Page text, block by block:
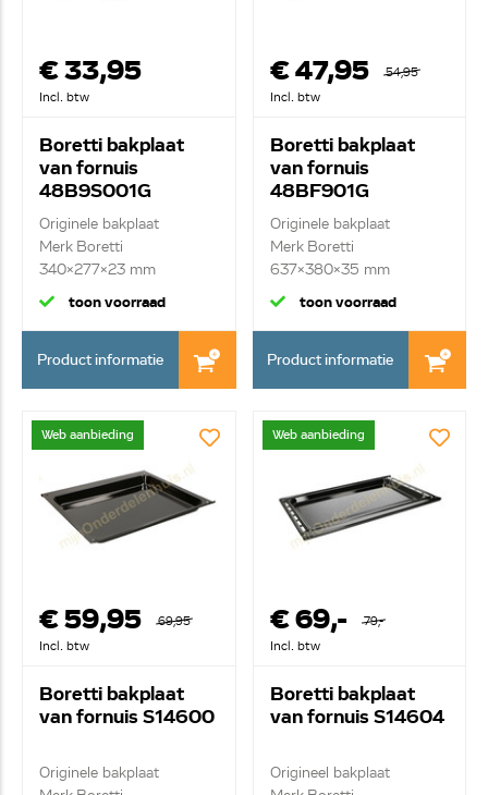
€ 33,95
Incl. btw
Boretti bakplaat
van fornuis
48B9S001G
Originele bakplaat
Merk Boretti
340x277x23 mm
toon voorraad
Product informatie
€ 47,95
54,95
Incl. btw
Boretti bakplaat
van fornuis
48BF901G
Originele bakplaat
Merk Boretti
637x380x35 mm
toon voorraad
Product informatie
Web aanbieding
€ 59,95
69,95
Incl. btw
Boretti bakplaat
van fornuis S14600
Originele bakplaat
Web aanbieding
€ 69,-
79,-
Incl. btw
Boretti bakplaat
van fornuis S14604
Origineel bakplaat